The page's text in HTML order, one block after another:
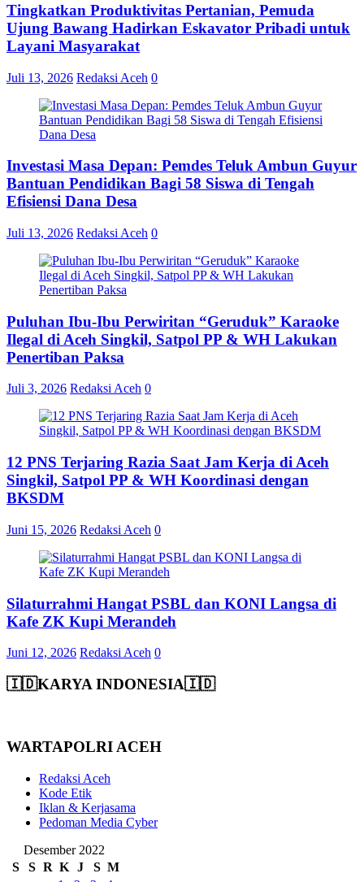
Tingkatkan Produktivitas Pertanian, Pemuda
Ujung Bawang Hadirkan Eskavator Pribadi untuk
Layani Masyarakat
Juli 13, 2026 Redaksi Aceh 0
Investasi Masa Depan: Pemdes Teluk Ambun Guyur
Bantuan Pendidikan Bagi 58 Siswa di Tengah
Efisiensi Dana Desa
Juli 13, 2026 Redaksi Aceh 0
Puluhan Ibu-Ibu Perwiritan “Geruduk” Karaoke
Ilegal di Aceh Singkil, Satpol PP & WH Lakukan
Penertiban Paksa
Juli 3, 2026 Redaksi Aceh 0
12 PNS Terjaring Razia Saat Jam Kerja di Aceh
Singkil, Satpol PP & WH Koordinasi dengan
BKSDM
Juni 15, 2026 Redaksi Aceh 0
Silaturrahmi Hangat PSBL dan KONI Langsa di
Kafe ZK Kupi Merandeh
Juni 12, 2026 Redaksi Aceh 0
🇮🇩KARYA INDONESIA🇮🇩
WARTAPOLRI ACEH
Redaksi Aceh
Kode Etik
Iklan & Kerjasama
Pedoman Media Cyber
Desember 2022
S
S R K J S M